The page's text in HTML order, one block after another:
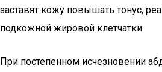
заставят кожу повышать тонус,
подкожной жировой клетчатки
При постепенном исчезновении